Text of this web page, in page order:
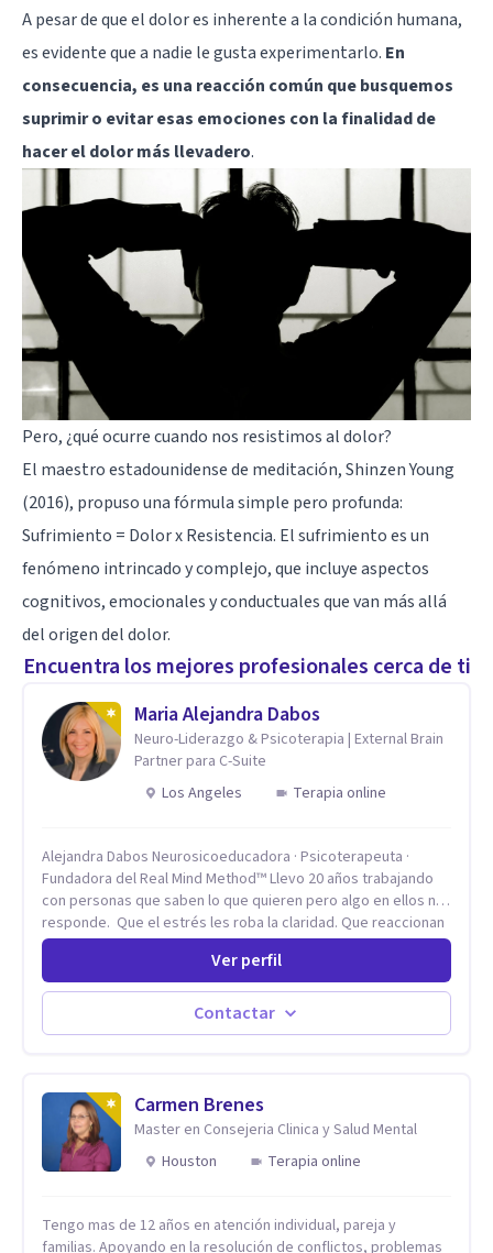
A pesar de que el dolor es inherente a la condición humana,
es evidente que a nadie le gusta experimentarlo. En
consecuencia, es una reacción común que busquemos
suprimir o evitar esas emociones con la finalidad de
hacer el dolor más llevadero.
Pero, ¿qué ocurre cuando nos resistimos al dolor?
El maestro estadounidense de meditación, Shinzen Young
(2016), propuso una fórmula simple pero profunda:
Sufrimiento = Dolor x Resistencia. El sufrimiento es un
fenómeno intrincado y complejo, que incluye aspectos
cognitivos, emocionales y conductuales que van más allá
del origen del dolor.
Encuentra los mejores profesionales cerca de ti
Maria Alejandra Dabos
Neuro-Liderazgo & Psicoterapia | External Brain
Partner para C-Suite
Los Angeles
Terapia online
Alejandra Dabos Neurosicoeducadora · Psicoterapeuta ·
Fundadora del Real Mind Method™ Llevo 20 años trabajando
con personas que saben lo que quieren pero algo en ellos no
responde. Que el estrés les roba la claridad. Que reaccionan
antes de pensar y después se arrepienten. Que las
relaciones importantes se desgastan sin poder detenerlo. Mi
enfoque combina la neurociencia del comportamiento con la
psicoterapia de profundidad. No trabajo sobre los síntomas.
Trabajo sobre el sistema nervioso — el mecanismo que
patrón cambie.
Ver perfil
Contactar
Carmen Brenes
Master en Consejeria Clinica y Salud Mental
Houston
Terapia online
Tengo mas de 12 años en atención individual, pareja y
familias. Apoyando en la resolución de conflictos, problemas